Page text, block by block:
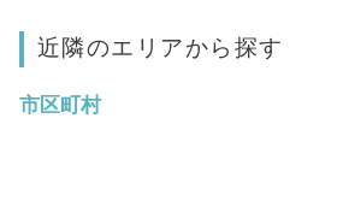
近隣のエリアから探す
市区町村